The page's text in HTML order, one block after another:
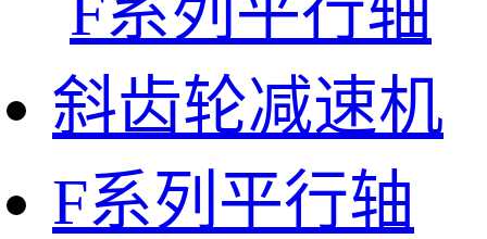
F系列平行轴